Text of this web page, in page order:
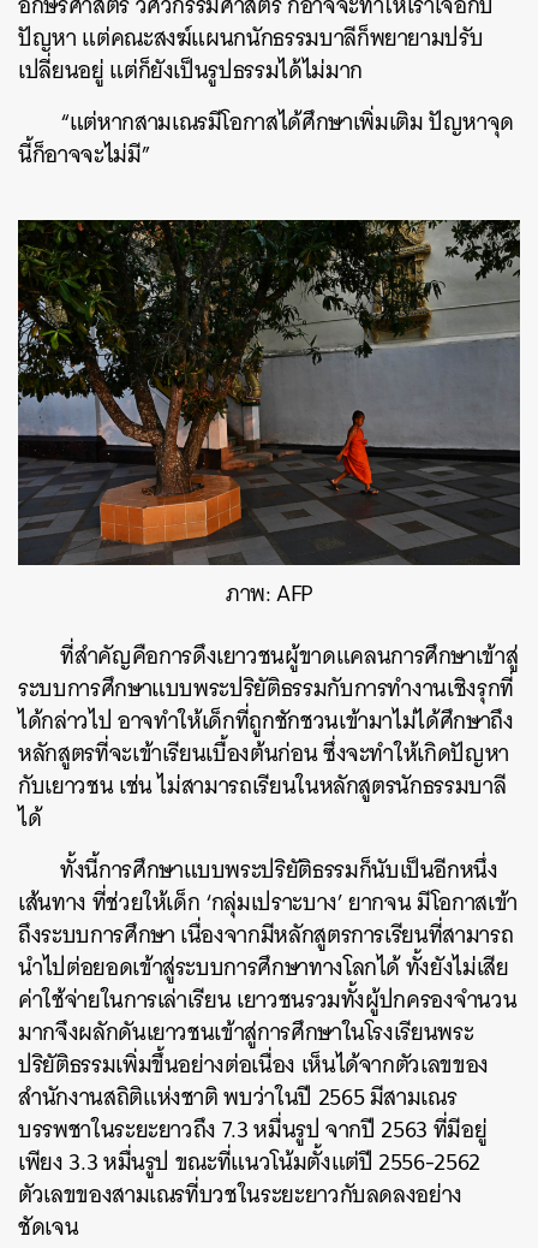
ปัญหา แต่คณะสงฆ์แผนกนักธรรมบาลีก็พยายามปรับ
เปลี่ยนอยู่ แต่ก็ยังเป็นรูปธรรมได้ไม่มาก
“แต่หากสามเณรมีโอกาสได้ศึกษาเพิ่มเติม ปัญหาจุด
นี้ก็อาจจะไม่มี”
ภาพ: AFP
ที่สำคัญคือการดึงเยาวชนผู้ขาดแคลนการศึกษาเข้าสู่
ระบบการศึกษาแบบพระปริยัติธรรมกับการทำงานเชิงรุกที่
ได้กล่าวไป อาจทำให้เด็กที่ถูกชักชวนเข้ามาไม่ได้ศึกษาถึง
หลักสูตรที่จะเข้าเรียนเบื้องต้นก่อน ซึ่งจะทำให้เกิดปัญหา
กับเยาวชน เช่น ไม่สามารถเรียนในหลักสูตรนักธรรมบาลี
ได้
ทั้งนี้การศึกษาแบบพระปริยัติธรรมก็นับเป็นอีกหนึ่ง
เส้นทาง ที่ช่วยให้เด็ก ‘กลุ่มเปราะบาง’ ยากจน มีโอกาสเข้า
ถึงระบบการศึกษา เนื่องจากมีหลักสูตรการเรียนที่สามารถ
นำไปต่อยอดเข้าสู่ระบบการศึกษาทางโลกได้ ทั้งยังไม่เสีย
ค่าใช้จ่ายในการเล่าเรียน เยาวชนรวมทั้งผู้ปกครองจำนวน
มากจึงผลักดันเยาวชนเข้าสู่การศึกษาในโรงเรียนพระ
ปริยัติธรรมเพิ่มขึ้นอย่างต่อเนื่อง เห็นได้จากตัวเลขของ
สำนักงานสถิติแห่งชาติ พบว่าในปี 2565 มีสามเณร
บรรพชาในระยะยาวถึง 7.3 หมื่นรูป จากปี 2563 ที่มีอยู่
เพียง 3.3 หมื่นรูป ขณะที่แนวโน้มตั้งแต่ปี 2556-2562
ตัวเลขของสามเณรที่บวชในระยะยาวกับลดลงอย่าง
ชัดเจน